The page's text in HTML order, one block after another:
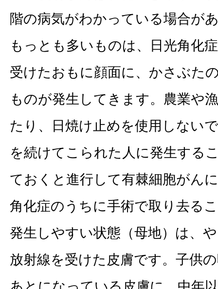
階の病気がわかっている場合が
もっとも多いものは、日光角化
受けたおもに顔面に、かさぶた
ものが発生してきます。農業や
たり、日焼け止めを使用しない
を続けてこられた人に発生する
ておくと進行して有棘細胞がん
角化症のうちに手術で取り去る
発生しやすい状態（母地）は、
放射線を受けた皮膚です。子供